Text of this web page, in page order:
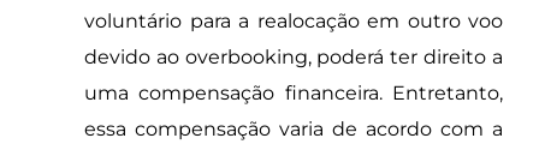
voluntário para a realocação em outro voo
devido ao overbooking, poderá ter direito a
uma compensação financeira. Entretanto,
essa compensação varia de acordo com a